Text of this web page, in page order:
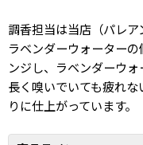
調香担当は当店（パレア
ラベンダーウォーター
ンジし、ラベンダーウォ
長く嗅いでいても疲れ
りに仕上がっています。